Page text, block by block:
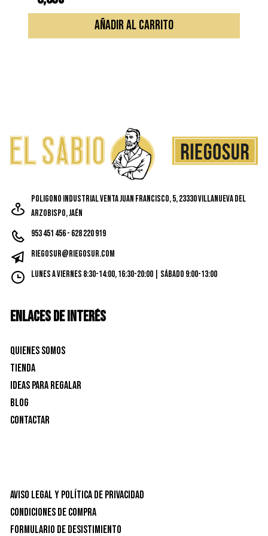
AÑADIR AL CARRITO
Poligono Industrial Venta Juan Francisco, 5, 23330 Villanueva del
Arzobispo, Jaén
953 451 456 - 628 220 919
riegosur@riegosur.com
Lunes a Viernes 8:30-14:00, 16:30-20:00 | Sábado 9:00-13:00
ENLACES DE INTERÉS
Quienes Somos
Tienda
Ideas para Regalar
Blog
Contactar
Aviso Legal y Política de privacidad
Condiciones de Compra
Formulario de desistimiento